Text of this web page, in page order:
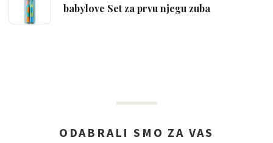
babylove Set za prvu njegu zuba